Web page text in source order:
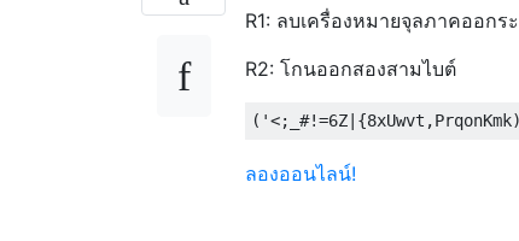
R1: ลบเครื่องหมายจุลภาคออก
R2: โกนออกสองสามไบต์
ลองออนไลน์!